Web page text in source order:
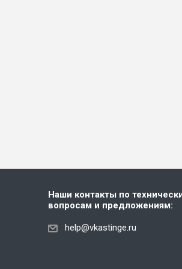
Наши контакты по
вопросам и предложениям:
help@vkastinge.ru